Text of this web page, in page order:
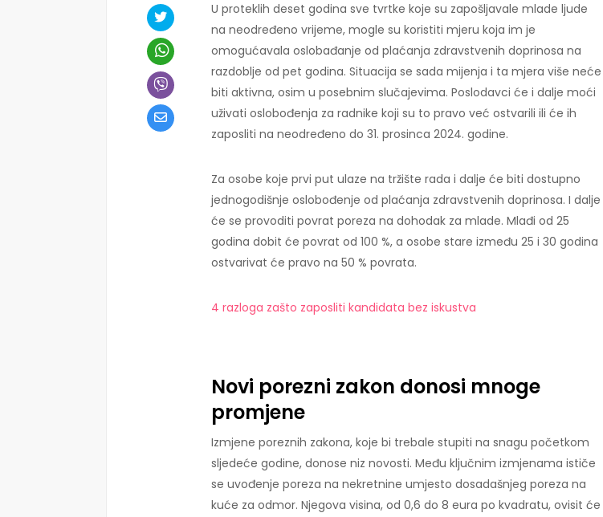
U proteklih deset godina sve tvrtke koje su zapošljavale mlade ljude
na neodređeno vrijeme, mogle su koristiti mjeru koja im je
omogućavala oslobađanje od plaćanja zdravstvenih doprinosa na
razdoblje od pet godina. Situacija se sada mijenja i ta mjera više neće
biti aktivna, osim u posebnim slučajevima. Poslodavci će i dalje moći
uživati oslobođenja za radnike koji su to pravo već ostvarili ili će ih
zaposliti na neodređeno do 31. prosinca 2024. godine.
Za osobe koje prvi put ulaze na tržište rada i dalje će biti dostupno
jednogodišnje oslobođenje od plaćanja zdravstvenih doprinosa. I dalje
će se provoditi povrat poreza na dohodak za mlade. Mlađi od 25
godina dobit će povrat od 100 %, a osobe stare između 25 i 30 godina
ostvarivat će pravo na 50 % povrata.
4 razloga zašto zaposliti kandidata bez iskustva
Novi porezni zakon donosi mnoge
promjene
Izmjene poreznih zakona, koje bi trebale stupiti na snagu početkom
sljedeće godine, donose niz novosti. Među ključnim izmjenama ističe
se uvođenje poreza na nekretnine umjesto dosadašnjeg poreza na
kuće za odmor. Njegova visina, od 0,6 do 8 eura po kvadratu, ovisit će